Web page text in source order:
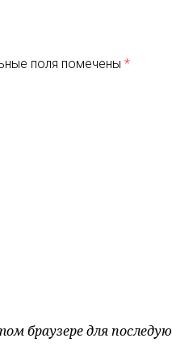
поля помечены *
браузере для